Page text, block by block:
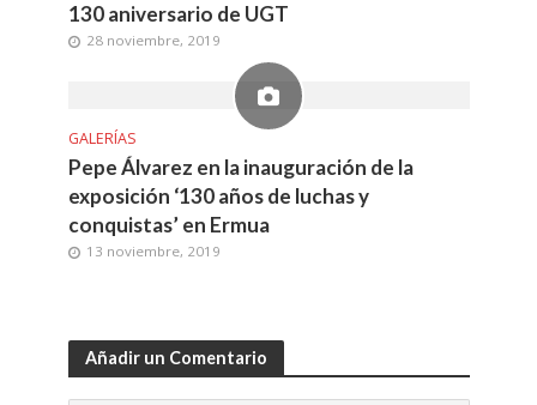
130 aniversario de UGT
28 noviembre, 2019
GALERÍAS
Pepe Álvarez en la inauguración de la
exposición ‘130 años de luchas y
conquistas’ en Ermua
13 noviembre, 2019
Añadir un Comentario